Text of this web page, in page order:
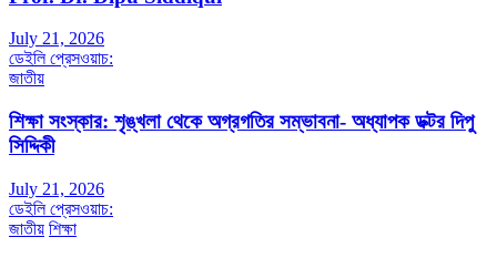
July 21, 2026
ডেইলি প্রেসওয়াচ:
জাতীয়
শিক্ষা সংস্কার: শৃঙ্খলা থেকে অগ্রগতির সম্ভাবনা- অধ্যাপক ডক্টর দিপু
সিদ্দিকী
July 21, 2026
ডেইলি প্রেসওয়াচ:
জাতীয় শিক্ষা